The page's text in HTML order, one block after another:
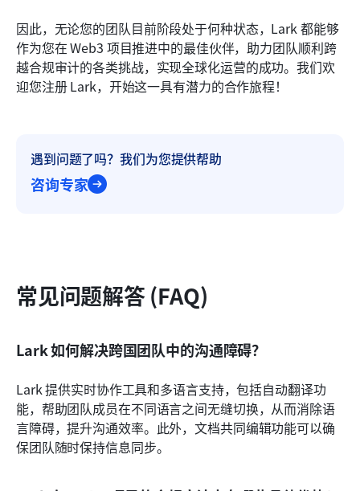
因此，无论您的团队目前阶段处于何种状态，Lark 都能够
作为您在 Web3 项目推进中的最佳伙伴，助力团队顺利跨
越合规审计的各类挑战，实现全球化运营的成功。我们欢
迎您注册 Lark，开始这一具有潜力的合作旅程！
遇到问题了吗？我们为您提供帮助
咨询专家
常见问题解答 (FAQ)
Lark 如何解决跨国团队中的沟通障碍？
Lark 提供实时协作工具和多语言支持，包括自动翻译功
能，帮助团队成员在不同语言之间无缝切换，从而消除语
言障碍，提升沟通效率。此外，文档共同编辑功能可以确
保团队随时保持信息同步。